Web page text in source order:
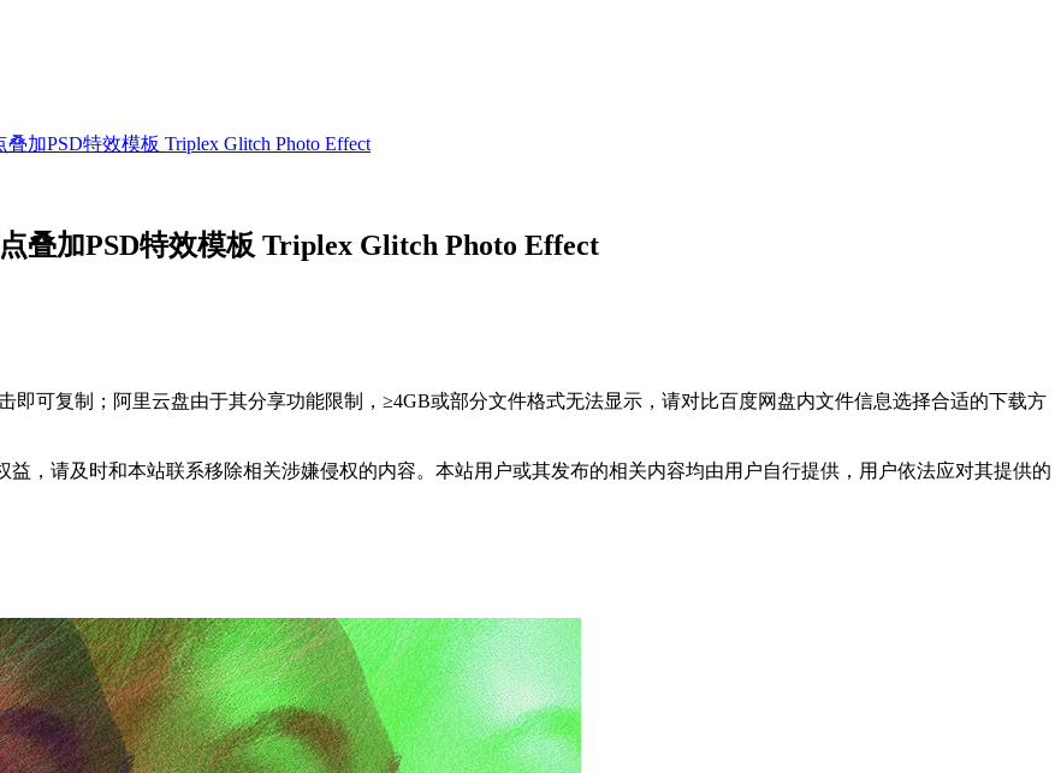
加PSD特效模板 Triplex Glitch Photo Effect
叠加PSD特效模板 Triplex Glitch Photo Effect
即可复制；阿里云盘由于其分享功能限制，≥4GB或部分文件格式无法显示，请对比百度网盘内文件信息选择合适的下载方
，请及时和本站联系移除相关涉嫌侵权的内容。本站用户或其发布的相关内容均由用户自行提供，用户依法应对其提供的